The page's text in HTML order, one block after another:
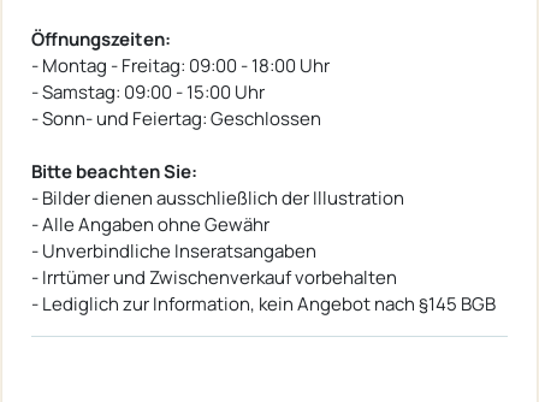
Öffnungszeiten:
- Montag - Freitag: 09:00 - 18:00 Uhr
- Samstag: 09:00 - 15:00 Uhr
- Sonn- und Feiertag: Geschlossen
Bitte beachten Sie:
- Bilder dienen ausschließlich der Illustration
- Alle Angaben ohne Gewähr
- Unverbindliche Inseratsangaben
- Irrtümer und Zwischenverkauf vorbehalten
- Lediglich zur Information, kein Angebot nach §145 BGB